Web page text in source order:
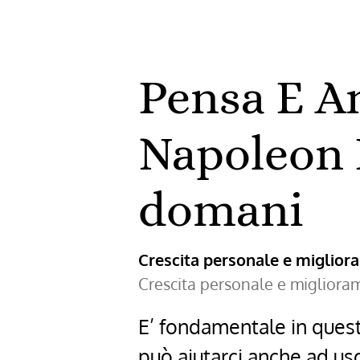
Pensa E
domani
Crescita personale e
Crescita personale e
E’ fondamentale in